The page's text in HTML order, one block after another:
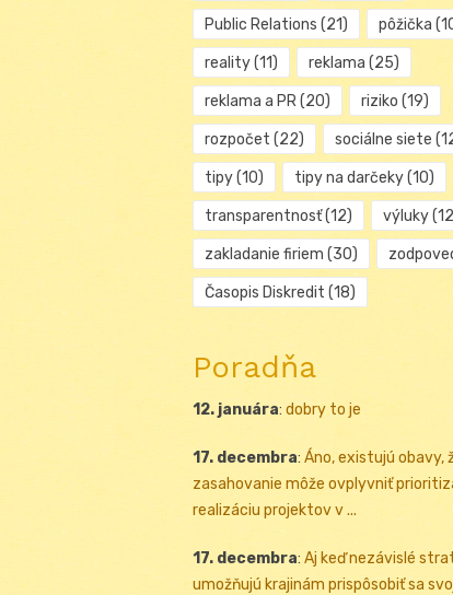
Public Relations (21) pôžička
reality(11) reklama (25)
reklama a PR(20) riziko (19)
rozpočet (22) sociálne siete
tipy(10) tipy na darčeky(10)
transparentnosť(12) výluky
zakladanie firiem (30)
Časopis Diskredit (18)
Poradňa
12. januára: dobry to je
17. decembra: Áno, existujú obavy,
zasahovanie môže ovplyvniť
realizáciu projektov v ...
17. decembra: Aj keď nezávislé
umožňujú krajinám prispôsobiť sa